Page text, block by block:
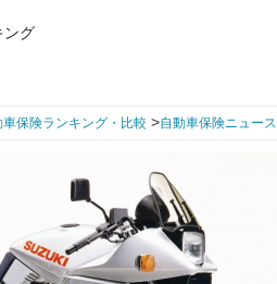
ング
保険ランキング・比較 >自動車保険ニュース